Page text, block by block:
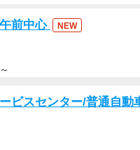
前中心 NEW
ビスセンター/普通自動